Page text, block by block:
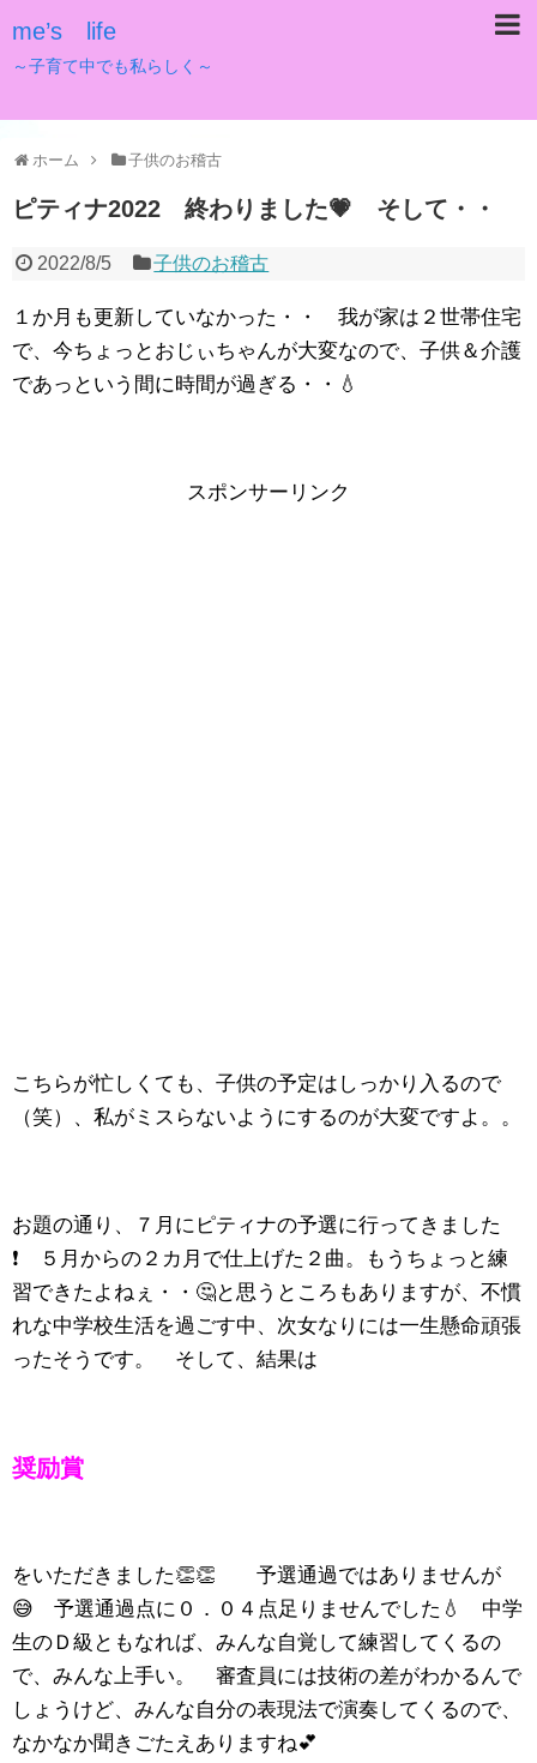
me’s life
～子育て中でも私らしく～
ホーム 子供のお稽古
ピティナ2022 終わりました💗 そして・・
2022/8/5 子供のお稽古
１か月も更新していなかった・・ 我が家は２世帯住宅
で、今ちょっとおじぃちゃんが大変なので、子供＆介護
であっという間に時間が過ぎる・・💧
スポンサーリンク
こちらが忙しくても、子供の予定はしっかり入るので
（笑）、私がミスらないようにするのが大変ですよ。。
お題の通り、７月にピティナの予選に行ってきました
❗️ ５月からの２カ月で仕上げた２曲。もうちょっと練
習できたよねぇ・・🤔と思うところもありますが、不慣
れな中学校生活を過ごす中、次女なりには一生懸命頑張
ったそうです。 そして、結果は
奨励賞
をいただきました👏👏 予選通過ではありませんが
😅 予選通過点に０．０４点足りませんでした💧 中学
生のＤ級ともなれば、みんな自覚して練習してくるの
で、みんな上手い。 審査員には技術の差がわかるんで
しょうけど、みんな自分の表現法で演奏してくるので、
なかなか聞きごたえありますね💕